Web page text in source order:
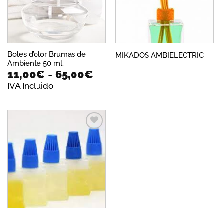
Boles d’olor Brumas de
Ambiente 50 ml.
11,00€ - 65,00€Rango
11,00€
hasta
65,00€
IVA Incluido
MIKADOS AMBIELECTRIC
Añadir
a la
lista de
deseos